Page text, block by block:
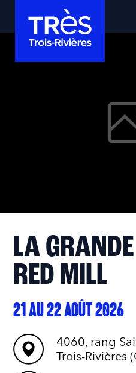
LA GRANDE
RED MILL
21 AU 22 AOÛT 2026
4060, rang
Trois-Rivières